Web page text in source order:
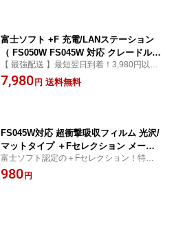
富士ソフト +F 充電/LANステーション
（ FS050W FS045W 対応 クレードル
） 充電 LANステーション 充電器 SIMフ
リー モバイルルーター 有線LAN 急速充
【 最強配送 】最短翌日到着！3,980円以上
で送料無料
7,980 円 送料無料
FS045W対応 超衝撃吸収フィルム 光沢/
マットタイプ ＋Fセレクション メーカ
ー公認品
富士ソフト認定の＋Fセレクション！特殊衝
撃吸収層が、画面を外部からの衝撃から保
護しガラスを割れにくくして製品を長持ち
980 円